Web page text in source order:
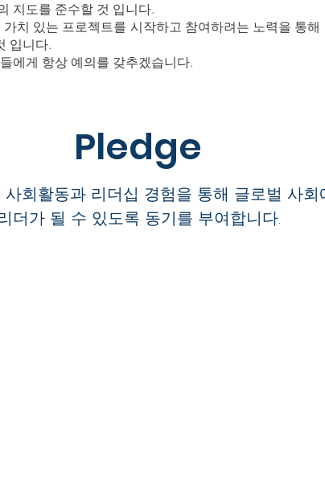
지도를 준수할 것 입니다.
치 있는 프로젝트를 시작하고 참여하려는 노력을 통해
입니다.
에게 항상 예의를 갖추겠습니다.
Pledge
회활동과 리더십 경험을 통해 글로벌 사
더가 될 수 있도록 동기를 부여합니다.